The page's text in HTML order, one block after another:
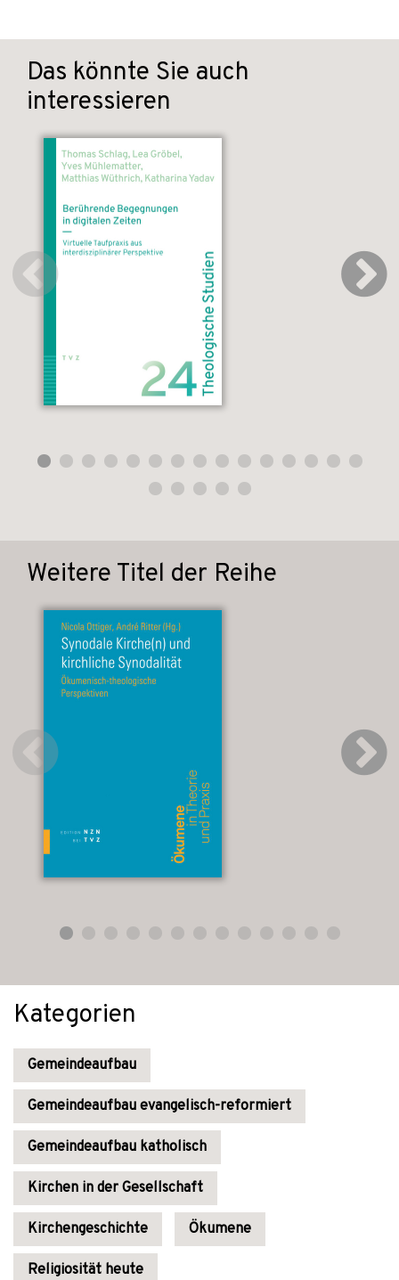
Das könnte Sie auch
interessieren
Weitere Titel der Reihe
Kategorien
Gemeindeaufbau
Gemeindeaufbau evangelisch-reformiert
Gemeindeaufbau katholisch
Kirchen in der Gesellschaft
Kirchengeschichte Ökumene
Religiosität heute